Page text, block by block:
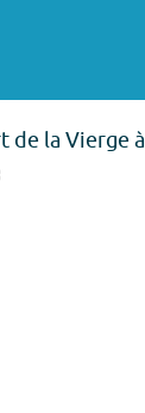
de la Vierge à